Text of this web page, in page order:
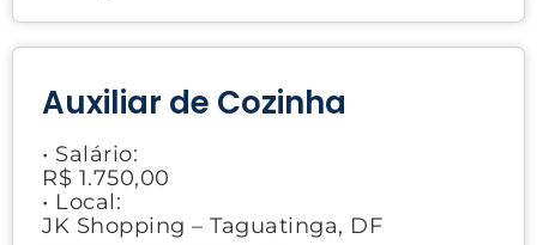
Auxiliar de Cozinha
• Salário:
R$ 1.750,00
• Local:
JK Shopping – Taguatinga, DF